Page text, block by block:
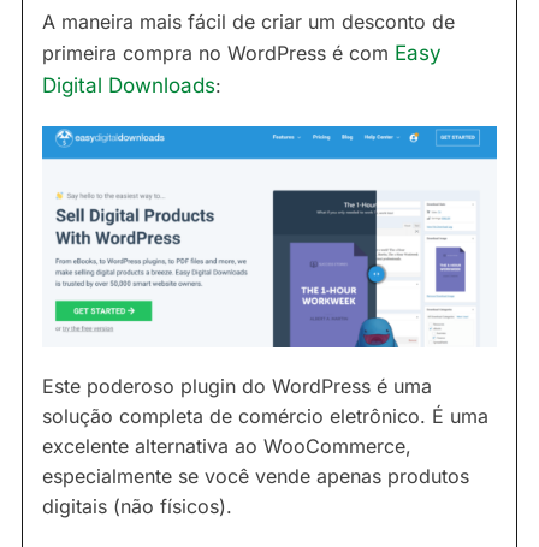
A maneira mais fácil de criar um desconto de
primeira compra no WordPress é com Easy
Digital Downloads:
Este poderoso plugin do WordPress é uma
solução completa de comércio eletrônico. É uma
excelente alternativa ao WooCommerce,
especialmente se você vende apenas produtos
digitais (não físicos).